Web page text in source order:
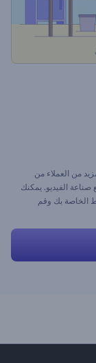
من العملاء من
الفيديو. يمكنك
الخاصة بك وقم